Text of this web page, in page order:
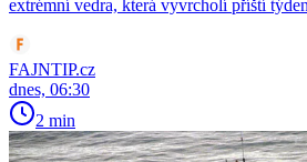
extrémní vedra, která vyvrcholí příští
FAJNTIP.cz
dnes, 06:30
2 min